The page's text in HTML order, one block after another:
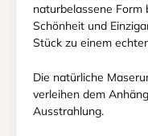
naturbelassene
Schönheit und
Stück zu einem
Die natürliche
verleihen dem
Ausstrahlung.